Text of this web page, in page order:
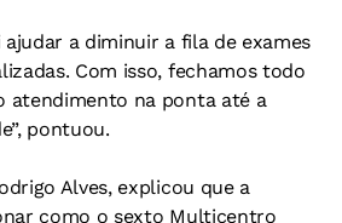
ajudar a diminuir a fila de exames
Com isso, fechamos todo
atendimento na ponta até a
pontuou.
Alves, explicou que a
como o sexto Multicentro